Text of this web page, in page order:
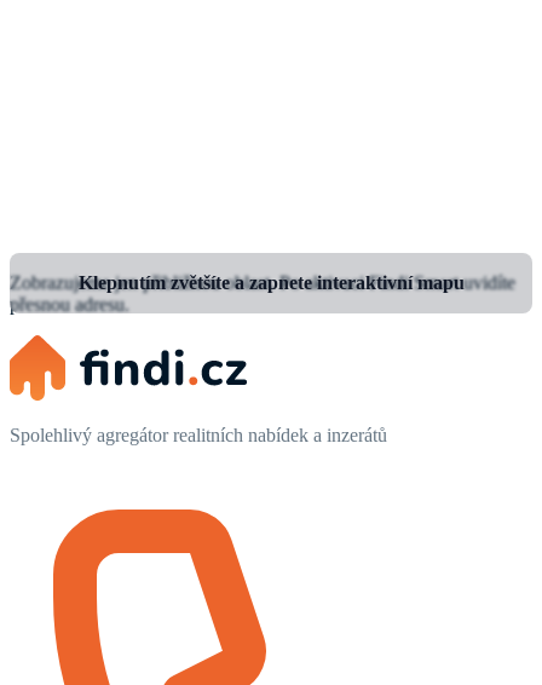
Klepnutím zvětšíte a zapnete interaktivní mapu
Zobrazujeme jen přibližnou oblast.Po aktivaci Findi Smart uvidíte
přesnou adresu.
Spolehlivý agregátor realitních nabídek a inzerátů